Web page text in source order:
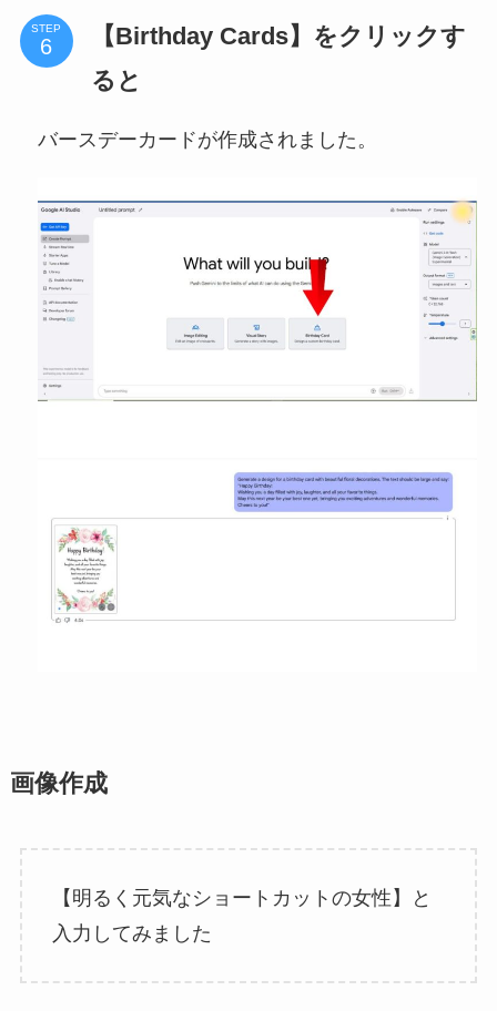
STEP
【Birthday Cards】をクリックす
ると
バースデーカードが作成されました。
画像作成
【明るく元気なショートカットの女性】と
入力してみました